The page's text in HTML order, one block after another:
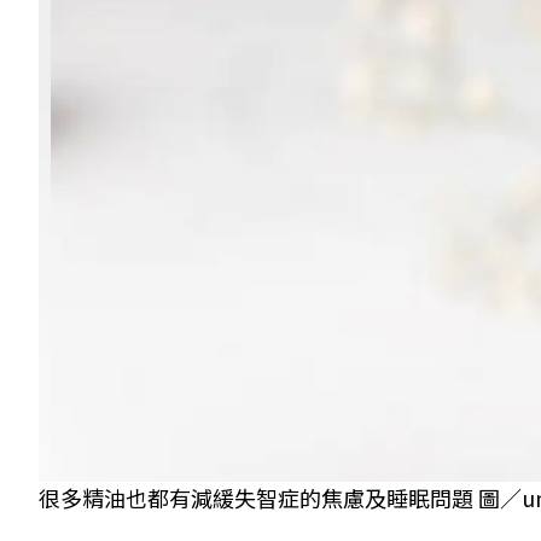
很多精油也都有減緩失智症的焦慮及睡眠問題 圖／